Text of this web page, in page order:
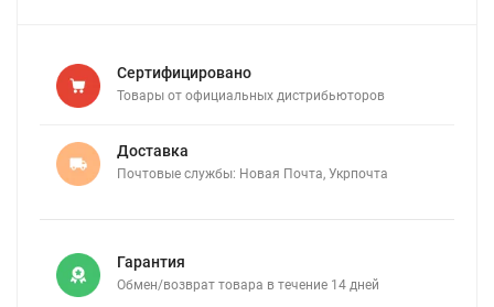
Сертифицировано
Товары от официальных дистрибьюторов
Доставка
Почтовые службы: Новая Почта, Укрпочта
Гарантия
Обмен/возврат товара в течение 14 дней